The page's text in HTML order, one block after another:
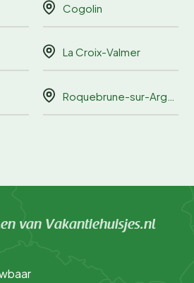
Cogolin
La Croix-Valmer
Roquebrune-sur-Argens
van Vakantiehuisjes.nl